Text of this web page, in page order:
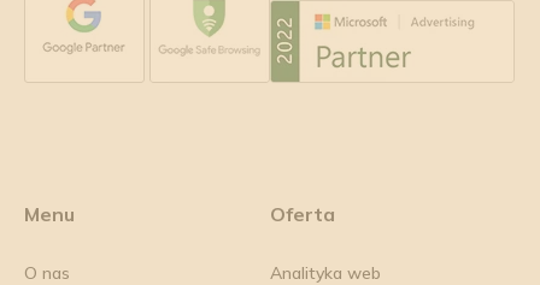
Menu
O nas
Oferta
Analityka web